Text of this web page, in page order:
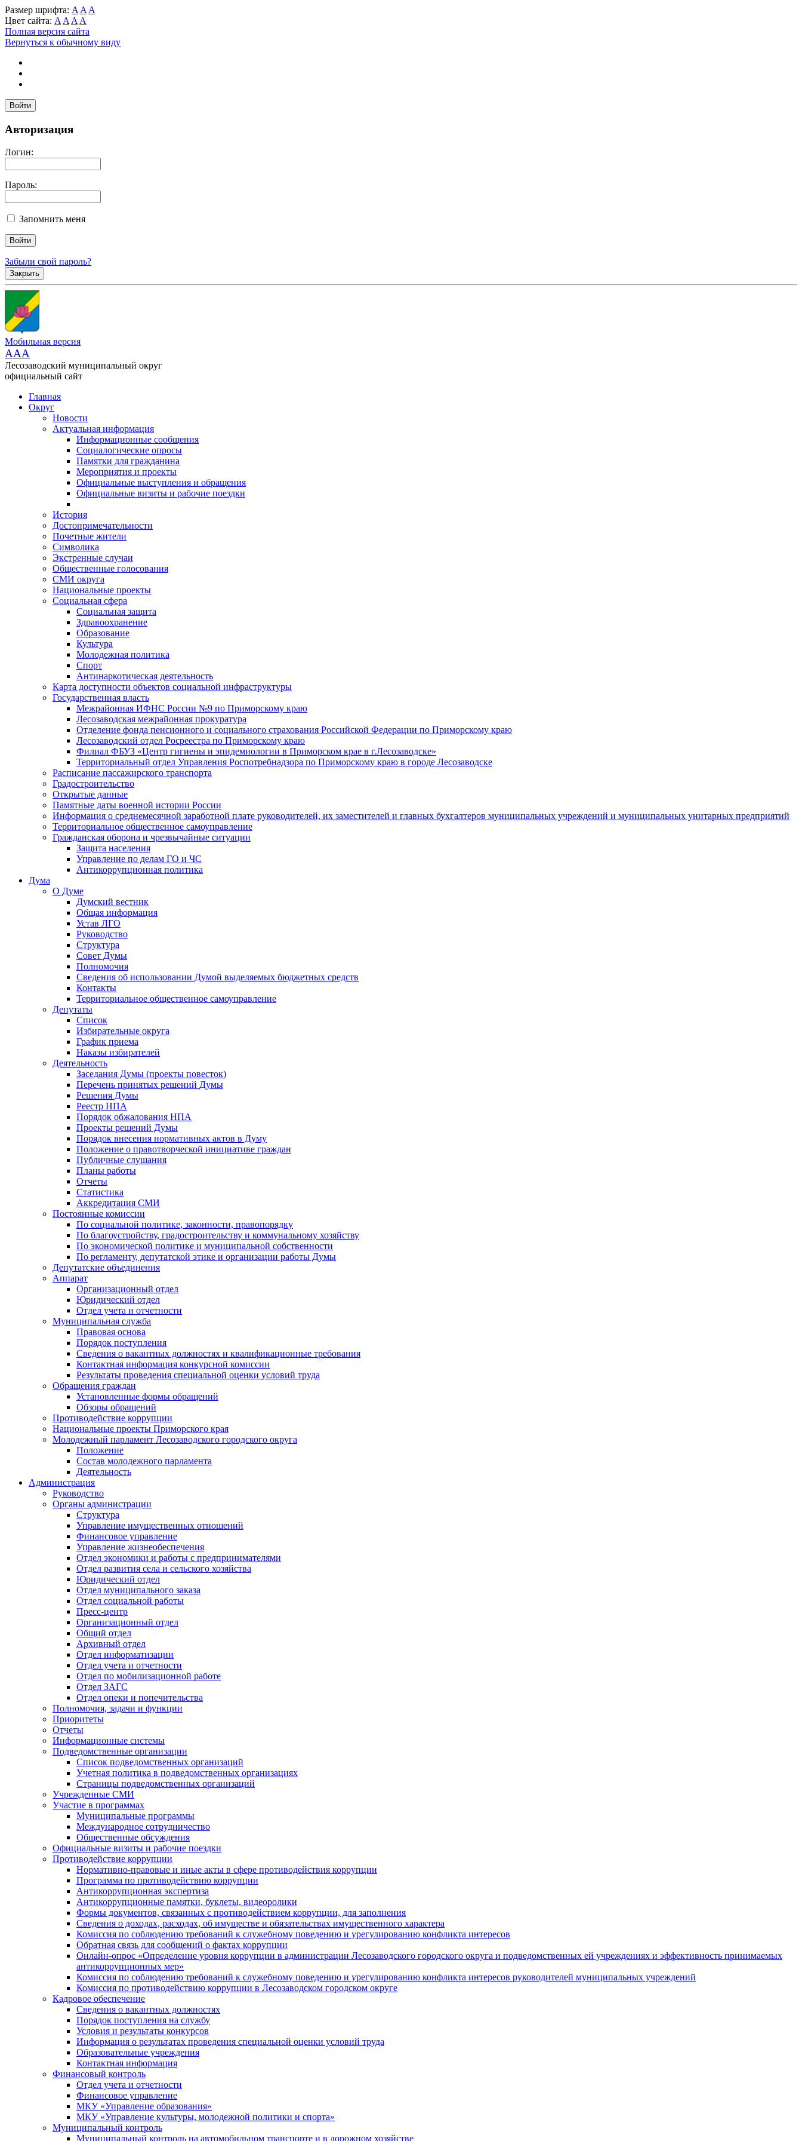
Размер шрифта: A A A
Цвет сайта: A A A A
Полная версия сайта
Вернуться к обычному виду
Войти
Авторизация
Логин:
Пароль:
Запомнить меня
Забыли свой пароль?
Закрыть
Мобильная версия
AAA
Лесозаводский муниципальный округ
официальный сайт
Главная
Округ
Новости
Актуальная информация
Информационные сообщения
Социалогические опросы
Памятки для гражданина
Мероприятия и проекты
Официальные выступления и обращения
Официальные визиты и рабочие поездки
История
Достопримечательности
Почетные жители
Символика
Экстренные случаи
Общественные голосования
СМИ округа
Национальные проекты
Социальная сфера
Социальная защита
Здравоохранение
Образование
Культура
Молодежная политика
Спорт
Антинаркотическая деятельность
Карта доступности объектов социальной инфраструктуры
Государственная власть
Межрайонная ИФНС России №9 по Приморскому краю
Лесозаводская межрайонная прокуратура
Отделение фонда пенсионного и социального страхования Российской Федерации по Приморскому краю
Лесозаводский отдел Росреестра по Приморскому краю
Филиал ФБУЗ «Центр гигиены и эпидемиологии в Приморском крае в г.Лесозаводске»
Территориальный отдел Управления Роспотребнадзора по Приморскому краю в городе Лесозаводске
Расписание пассажирского транспорта
Градостроительство
Открытые данные
Памятные даты военной истории России
Информация о среднемесячной заработной плате руководителей, их заместителей и главных бухгалтеров муниципальных учреждений и муниципальных унитарных предприятий
Территориальное общественное самоуправление
Гражданская оборона и чрезвычайные ситуации
Защита населения
Управление по делам ГО и ЧС
Антикоррупционная политика
Дума
О Думе
Думский вестник
Общая информация
Устав ЛГО
Руководство
Структура
Совет Думы
Полномочия
Сведения об использовании Думой выделяемых бюджетных средств
Контакты
Территориальное общественное самоуправление
Депутаты
Список
Избирательные округа
График приема
Наказы избирателей
Деятельность
Заседания Думы (проекты повесток)
Перечень принятых решений Думы
Решения Думы
Реестр НПА
Порядок обжалования НПА
Проекты решений Думы
Порядок внесения нормативных актов в Думу
Положение о правотворческой инициативе граждан
Публичные слушания
Планы работы
Отчеты
Статистика
Аккредитация СМИ
Постоянные комиссии
По социальной политике, законности, правопорядку
По благоустройству, градостроительству и коммунальному хозяйству
По экономической политике и муниципальной собственности
По регламенту, депутатской этике и организации работы Думы
Депутатские объединения
Аппарат
Организационный отдел
Юридический отдел
Отдел учета и отчетности
Муниципальная служба
Правовая основа
Порядок поступления
Сведения о вакантных должностях и квалификационные требования
Контактная информация конкурсной комиссии
Результаты проведения специальной оценки условий труда
Обращения граждан
Установленные формы обращений
Обзоры обращений
Противодействие коррупции
Национальные проекты Приморского края
Молодежный парламент Лесозаводского городского округа
Положение
Состав молодежного парламента
Деятельность
Администрация
Руководство
Органы администрации
Структура
Управление имущественных отношений
Финансовое управление
Управление жизнеобеспечения
Отдел экономики и работы с предпринимателями
Отдел развития села и сельского хозяйства
Юридический отдел
Отдел муниципального заказа
Отдел социальной работы
Пресс-центр
Организационный отдел
Общий отдел
Архивный отдел
Отдел информатизации
Отдел учета и отчетности
Отдел по мобилизационной работе
Отдел ЗАГС
Отдел опеки и попечительства
Полномочия, задачи и функции
Приоритеты
Отчеты
Информационные системы
Подведомственные организации
Список подведомственных организаций
Учетная политика в подведомственных организациях
Страницы подведомственных организаций
Учрежденные СМИ
Участие в программах
Муниципальные программы
Международное сотрудничество
Общественные обсуждения
Официальные визиты и рабочие поездки
Противодействие коррупции
Нормативно-правовые и иные акты в сфере противодействия коррупции
Программа по противодействию коррупции
Антикоррупционная экспертиза
Антикоррупционные памятки, буклеты, видеоролики
Формы документов, связанных с противодействием коррупции, для заполнения
Сведения о доходах, расходах, об имуществе и обязательствах имущественного характера
Комиссия по соблюдению требований к служебному поведению и урегулированию конфликта интересов
Обратная связь для сообщений о фактах коррупции
Онлайн-опрос «Определение уровня коррупции в администрации Лесозаводского городского округа и подведомственных ей учреждениях и эффективность принимаемых
антикоррупционных мер»
Комиссия по соблюдению требований к служебному поведению и урегулированию конфликта интересов руководителей муниципальных учреждений
Комиссия по противодействию коррупции в Лесозаводском городском округе
Кадровое обеспечение
Сведения о вакантных должностях
Порядок поступления на службу
Условия и результаты конкурсов
Информация о результатах проведения специальной оценки условий труда
Образовательные учреждения
Контактная информация
Финансовый контроль
Отдел учета и отчетности
Финансовое управление
МКУ «Управление образования»
МКУ «Управление культуры, молодежной политики и спорта»
Муниципальный контроль
Муниципальный контроль на автомобильном транспорте и в дорожном хозяйстве